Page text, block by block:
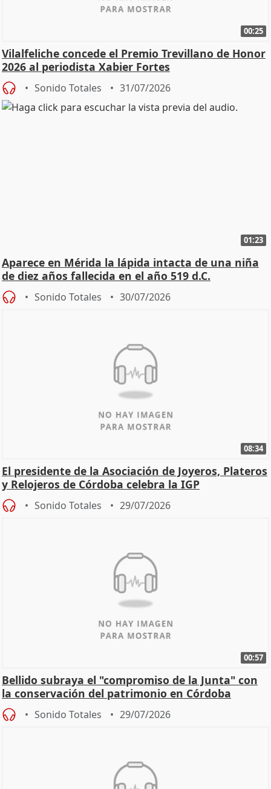
00:25
Vilalfeliche concede el Premio Trevillano de Honor
2026 al periodista Xabier Fortes
Sonido Totales 31/07/2026
01:23
Aparece en Mérida la lápida intacta de una niña
de diez años fallecida en el año 519 d.C.
Sonido Totales 30/07/2026
08:34
El presidente de la Asociación de Joyeros, Plateros
y Relojeros de Córdoba celebra la IGP
Sonido Totales 29/07/2026
00:57
Bellido subraya el "compromiso de la Junta" con
la conservación del patrimonio en Córdoba
Sonido Totales 29/07/2026